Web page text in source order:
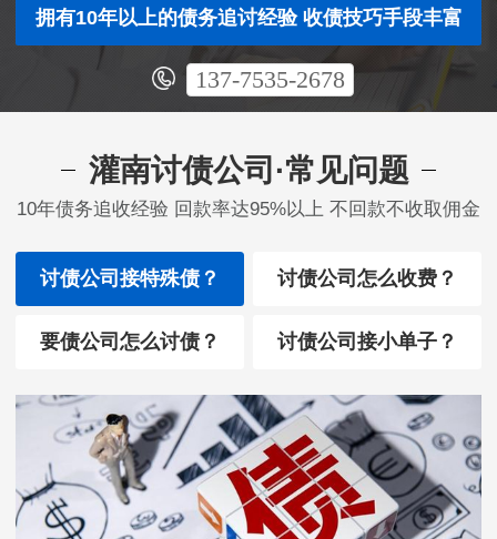
拥有10年以上的债务追讨经验 收债技巧手段丰富
137-7535-2678
灌南讨债公司·常见问题
10年债务追收经验 回款率达95%以上 不回款不收取佣金
讨债公司接特殊债？ 讨债公司怎么收费？
要债公司怎么讨债？ 讨债公司接小单子？